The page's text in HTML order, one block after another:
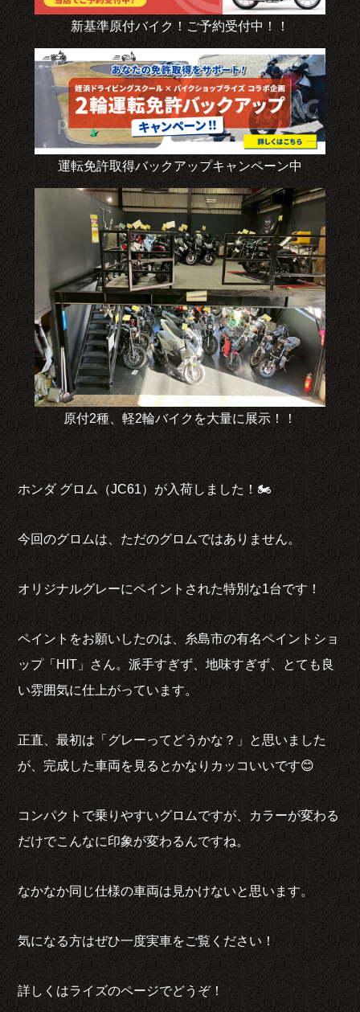
新基準原付バイク！ご予約受付中！！
運転免許取得バックアップキャンペーン中
原付2種、軽2輪バイクを大量に展示！！
ホンダ グロム（JC61）が入荷しました！🏍️
今回のグロムは、ただのグロムではありません。
オリジナルグレーにペイントされた特別な1台です！
ペイントをお願いしたのは、糸島市の有名ペイントショ
ップ「HIT」さん。派手すぎず、地味すぎず、とても良
い雰囲気に仕上がっています。
正直、最初は「グレーってどうかな？」と思いました
が、完成した車両を見るとかなりカッコいいです😊
コンパクトで乗りやすいグロムですが、カラーが変わる
だけでこんなに印象が変わるんですね。
なかなか同じ仕様の車両は見かけないと思います。
気になる方はぜひ一度実車をご覧ください！
詳しくはライズのページでどうぞ！